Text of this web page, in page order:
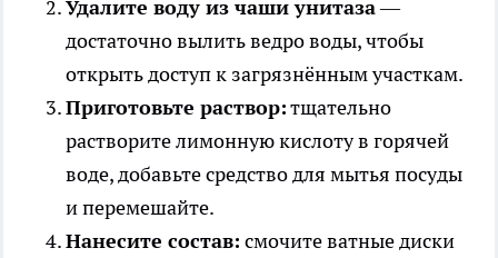
Удалите воду из чаши унитаза—
достаточно вылить ведро воды, чтобы
открыть доступ к загрязнённым участкам.
Приготовьте раствор:тщательно
растворите лимонную кислоту в горячей
воде, добавьте средство для мытья посуды
и перемешайте.
Нанесите состав: смочите ватные диски